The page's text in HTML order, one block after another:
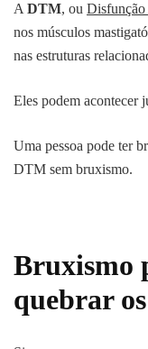
A DTM, ou Disfunção
nos músculos
nas estruturas
Eles podem acontecer
Uma pessoa pode ter
DTM sem bruxismo.
Bruxismo
quebrar